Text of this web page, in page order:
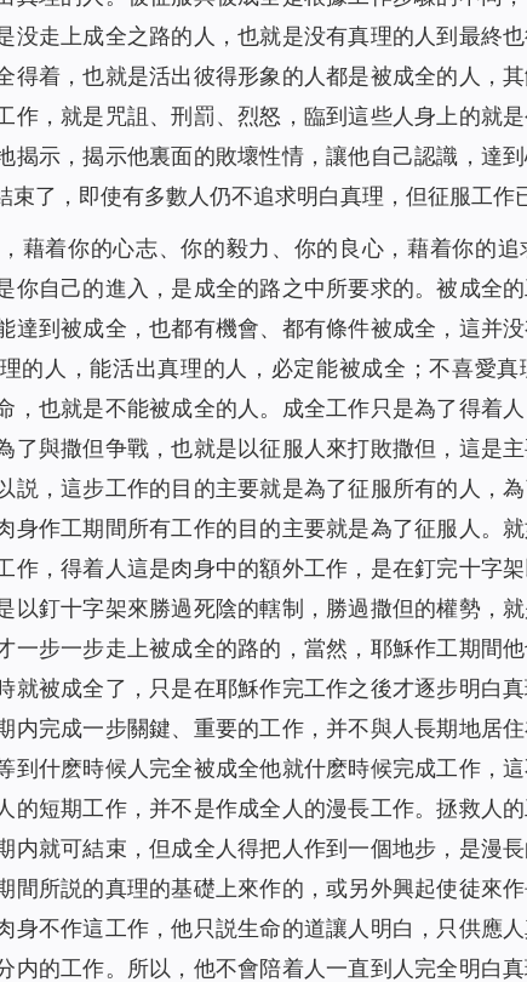
没走上成全之路的人，也就是没有真理的人到最終也
得着，也就是活出彼得形象的人都是被成全的人，
作，就是咒詛、刑罰、烈怒，臨到這些人身上的就
揭示，揭示他裏面的敗壞性情，讓他自己認識，達
了，即使有多數人仍不追求明白真理，但征服工作
藉着你的心志、你的毅力、你的良心，藉着你的
你自己的進入，是成全的路之中所要求的。被成全
達到被成全，也都有機會、都有條件被成全，這并
的人，能活出真理的人，必定能被成全；不喜愛
，也就是不能被成全的人。成全工作只是為了得着
了與撒但争戰，也就是以征服人來打敗撒但，這是
説，這步工作的目的主要就是為了征服所有的人，
身作工期間所有工作的目的主要就是為了征服人。
作，得着人這是肉身中的額外工作，是在釘完十字
以釘十字架來勝過死陰的轄制，勝過撒但的權勢，
一步一步走上被成全的路的，當然，耶穌作工期間
就被成全了，只是在耶穌作完工作之後才逐步明白
内完成一步關鍵、重要的工作，并不與人長期地居
到什麽時候人完全被成全他就什麽時候完成工作，這
的短期工作，并不是作成全人的漫長工作。拯救人
内就可結束，但成全人得把人作到一個地步，是漫
間所説的真理的基礎上來作的，或另外興起使徒來
身不作這工作，他只説生命的道讓人明白，只供應
内的工作。所以，他不會陪着人一直到人完全明白